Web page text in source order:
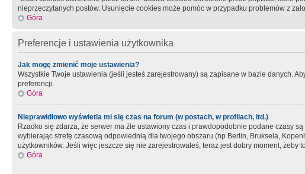
nieprzeczytanych postów. Usunięcie cookies może pomóc w przypadku problemów z
Góra
Preferencje i ustawienia użytkownika
Jak mogę zmienić moje ustawienia?
Wszystkie Twoje ustawienia (jeśli jesteś zarejestrowany) są zapisane w bazie danych.
preferencji.
Góra
Nieprawidłowo wyświetla mi się czas na forum (w postach, w profilach, itd.)
Rzadko się zdarza, że serwer ma źle ustawiony czas i prawdopodobnie podane czasy
wybierając strefę czasową odpowiednią dla twojego obszaru (np Berlin, Bruksela,
użytkowników. Jeśli więc jeszcze się nie zarejestrowałeś, teraz jest dobry moment, żeby
Góra